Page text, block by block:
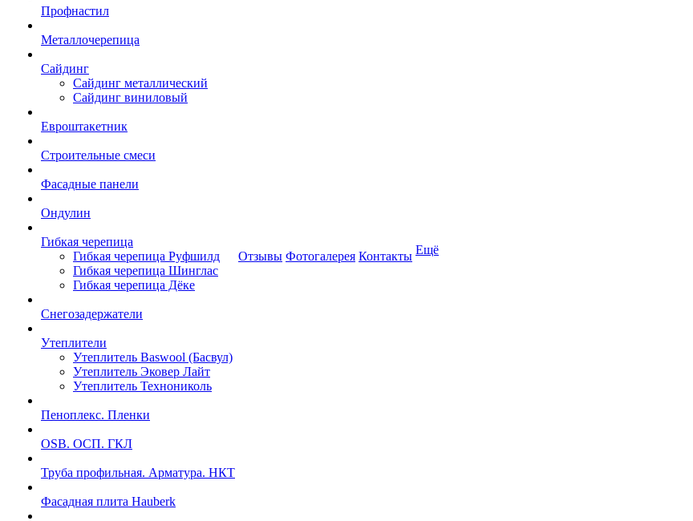
Профнастил
Металлочерепица
Сайдинг
Сайдинг металлический
Сайдинг виниловый
Евроштакетник
Строительные смеси
Фасадные панели
Ондулин
Гибкая черепица
Гибкая черепица Руфшилд
Гибкая черепица Шинглас
Гибкая черепица Дёке
Снегозадержатели
Утеплители
Утеплитель Baswool (Басвул)
Утеплитель Эковер Лайт
Утеплитель Технониколь
Пеноплекс. Пленки
OSB. ОСП. ГКЛ
Труба профильная. Арматура. НКТ
Фасадная плита Hauberk
Отзывы Фотогалерея Контакты Ещё